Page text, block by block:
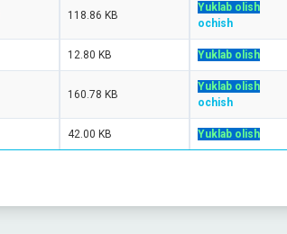
118.86 KB
Yuklab olish
ochish
12.80 KB Yuklab olish
160.78 KB
Yuklab olish
ochish
42.00 KB Yuklab olish